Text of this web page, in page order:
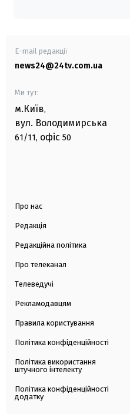
E-mail редакції
news24@24tv.com.ua
Ми тут:
м.Київ,
вул. Володимирська
61/11, офіс 50
Про нас
Редакція
Редакційна політика
Про телеканал
Телеведучі
Рекламодавцям
Правила користування
Політика конфіденційності
Політика використання
штучного інтелекту
Політика конфіденційності
додатку